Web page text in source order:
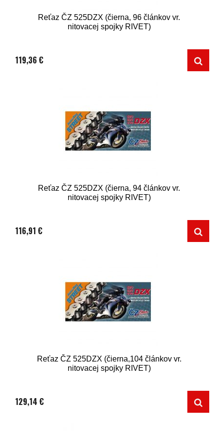
Reťaz ČZ 525DZX (čierna, 96 článkov vr.
nitovacej spojky RIVET)
119,36 €
Reťaz ČZ 525DZX (čierna, 94 článkov vr.
nitovacej spojky RIVET)
116,91 €
Reťaz ČZ 525DZX (čierna,104 článkov vr.
nitovacej spojky RIVET)
129,14 €